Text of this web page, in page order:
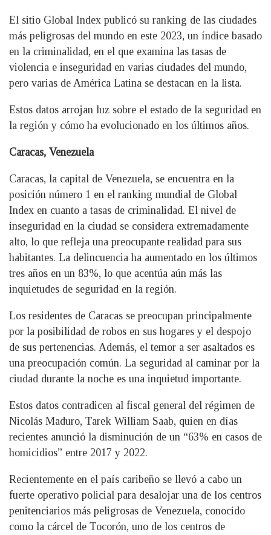
El sitio Global Index publicó su ranking de las ciudades
más peligrosas del mundo en este 2023, un índice basado
en la criminalidad, en el que examina las tasas de
violencia e inseguridad en varias ciudades del mundo,
pero varias de América Latina se destacan en la lista.
Estos datos arrojan luz sobre el estado de la seguridad en
la región y cómo ha evolucionado en los últimos años.
Caracas, Venezuela
Caracas, la capital de Venezuela, se encuentra en la
posición número 1 en el ranking mundial de Global
Index en cuanto a tasas de criminalidad. El nivel de
inseguridad en la ciudad se considera extremadamente
alto, lo que refleja una preocupante realidad para sus
habitantes. La delincuencia ha aumentado en los últimos
tres años en un 83%, lo que acentúa aún más las
inquietudes de seguridad en la región.
Los residentes de Caracas se preocupan principalmente
por la posibilidad de robos en sus hogares y el despojo
de sus pertenencias. Además, el temor a ser asaltados es
una preocupación común. La seguridad al caminar por la
ciudad durante la noche es una inquietud importante.
Estos datos contradicen al fiscal general del régimen de
Nicolás Maduro, Tarek William Saab, quien en días
recientes anunció la disminución de un “63% en casos de
homicidios” entre 2017 y 2022.
Recientemente en el país caribeño se llevó a cabo un
fuerte operativo policial para desalojar una de los centros
penitenciarios más peligrosas de Venezuela, conocido
como la cárcel de Tocorón, uno de los centros de